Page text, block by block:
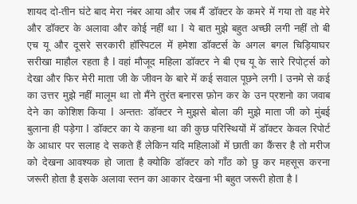
शायद दो-तीन घंटे बाद मेरा नंबर आया और जब मैं डॉक्टर के कमरे में गया तो वह मेरे
और डॉक्टर के अलावा और कोई नहीं था I ये बात मुझे बहुत अच्छी लगी नहीं तो बी
एच यू और दूसरे सरकारी हॉस्पिटल में हमेशा डॉक्टर्स के अगल बगल चिड़ियाघर
सरीखा माहौल रहता है I वहां मौजूद महिला डॉक्टर ने बी एच यू के सारे रिपोर्ट्स को
देखा और फिर मेरी माता जी के जीवन के बारे में कई सवाल पूछने लगी I उनमे से कई
का उत्तर मुझे नहीं मालूम था तो मैंने तुरंत बनारस फ़ोन कर के उन प्रशनो का जवाब
देने का कोशिश किया I अन्ततः डॉक्टर ने मुझसे बोला की मुझे माता जी को मुंबई
बुलाना ही पड़ेगा I डॉक्टर का ये कहना था की कुछ परिस्थियों में डॉक्टर केवल रिपोर्ट
के आधार पर सलाह दे सकते हैं लेकिन यदि महिलाओं में छाती का कैंसर है तो मरीज
को देखना आवश्यक हो जाता है क्योकि डॉक्टर को गाँठ को छु कर महसूस करना
जरूरी होता है इसके अलावा स्तन का आकार देखना भी बहुत जरूरी होता है I